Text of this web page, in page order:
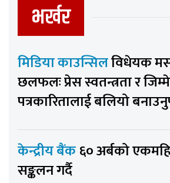
भर्खर
मिडिया काउन्सिलविधेयक
छलफलः प्रेस स्वतन्त्रता र
पत्रकारितालाई बलियो
केन्द्रीय बैंक६० अर्बको
सङ्कलन गर्दै